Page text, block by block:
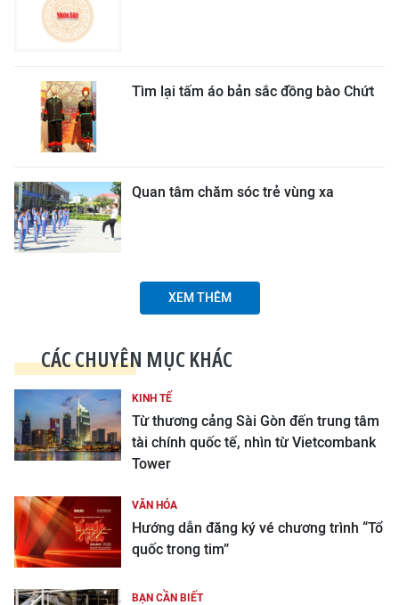
Tìm lại tấm áo bản sắc đồng bào Chứt
Quan tâm chăm sóc trẻ vùng xa
XEM THÊM
CÁC CHUYÊN MỤC KHÁC
KINH TẾ
Từ thương cảng Sài Gòn đến trung tâm
tài chính quốc tế, nhìn từ Vietcombank
Tower
VĂN HÓA
Hướng dẫn đăng ký vé chương trình “Tổ
quốc trong tim”
BẠN CẦN BIẾT